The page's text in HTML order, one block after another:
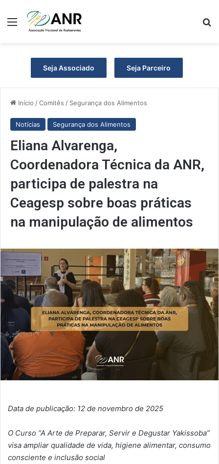
Menu
Seja Associado Seja Parceiro
Início /Comitês / Segurança dos Alimentos
Notícias Segurança dos Alimentos
Eliana Alvarenga,
Coordenadora Técnica da ANR,
participa de palestra na
Ceagesp sobre boas práticas
na manipulação de alimentos
Data de publicação: 12 de novembro de 2025
O Curso “A Arte de Preparar, Servir e Degustar Yakissoba”
visa ampliar qualidade de vida, higiene alimentar, consumo
consciente e inclusão social